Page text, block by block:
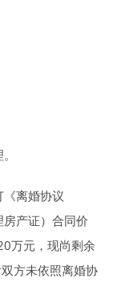
离婚协议
产证）合同价
万元，现尚剩余
方未依照离婚协